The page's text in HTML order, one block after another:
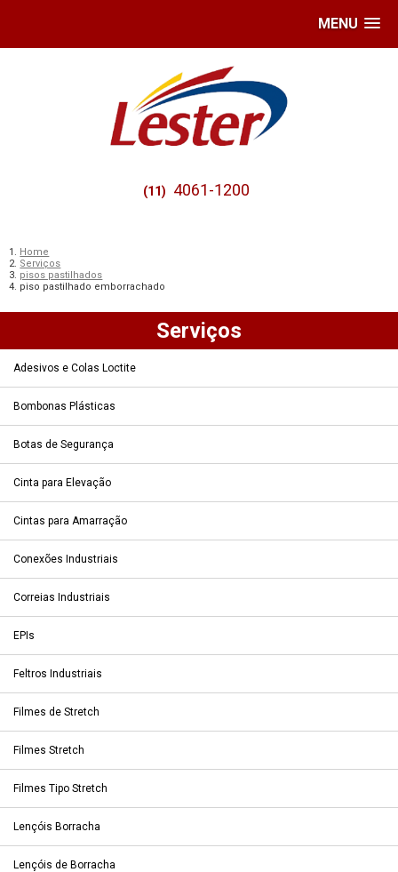
MENU
(11) 4061-1200
Home
Serviços
pisos pastilhados
piso pastilhado emborrachado
Serviços
Adesivos e Colas Loctite
Bombonas Plásticas
Botas de Segurança
Cinta para Elevação
Cintas para Amarração
Conexões Industriais
Correias Industriais
EPIs
Feltros Industriais
Filmes de Stretch
Filmes Stretch
Filmes Tipo Stretch
Lençóis Borracha
Lençóis de Borracha